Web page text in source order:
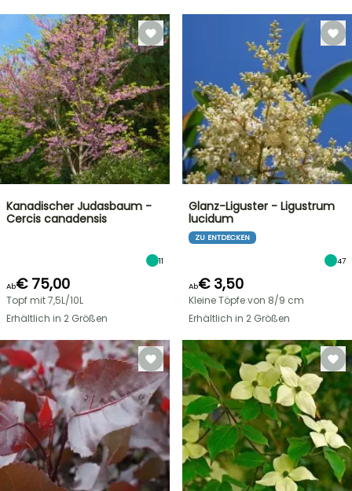
Kanadischer Judasbaum -
Cercis canadensis
11
Ab€ 75,00
Topf mit 7,5L/10L
Erhältlich in 2 Größen
Glanz-Liguster - Ligustrum
lucidum
ZU ENTDECKEN
47
Ab€ 3,50
Kleine Töpfe von 8/9 cm
Erhältlich in 2 Größen